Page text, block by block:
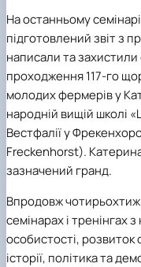
На останньому
підготовлений звіт з
написали та
проходження 117-го
молодих фермерів у
народній вищій школі
Вестфалії у
Freckenhorst).
зазначений гранд.
Впродовж
семінарах і тренінгах
особистості, розвиток
історії, політика та